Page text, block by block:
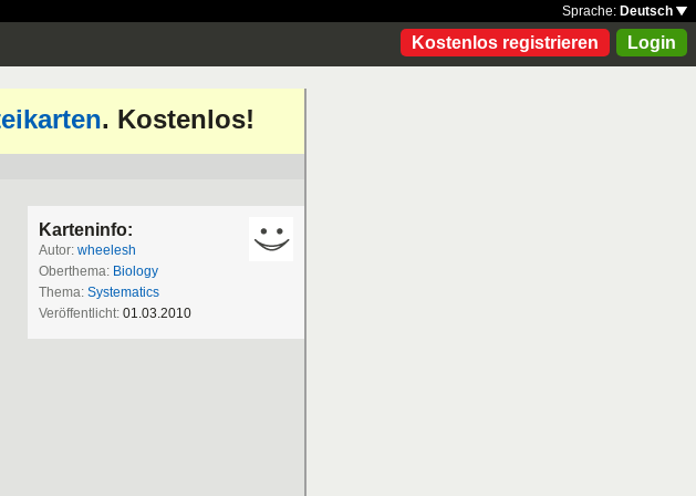
Sprache: Deutsch
Kostenlos registrieren Login
. Kostenlos!
Karteninfo:
Autor: wheelesh
Oberthema: Biology
Thema: Systematics
Veröffentlicht: 01.03.2010